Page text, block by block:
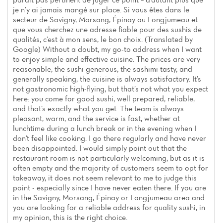
je n’y ai jamais mangé sur place. Si vous êtes dans le
secteur de Savigny, Morsang, Épinay ou Longjumeau et
que vous cherchez une adresse fiable pour des sushis de
qualités, c’est à mon sens, le bon choix. (Translated by
Google) Without a doubt, my go-to address when I want
to enjoy simple and effective cuisine. The prices are very
reasonable, the sushi generous, the sashimi tasty, and
generally speaking, the cuisine is always satisfactory. It’s
not gastronomic high-flying, but that’s not what you expect
here: you come for good sushi, well prepared, reliable,
and that’s exactly what you get. The team is always
pleasant, warm, and the service is fast, whether at
lunchtime during a lunch break or in the evening when I
don't feel like cooking. I go there regularly and have never
been disappointed. I would simply point out that the
restaurant room is not particularly welcoming, but as it is
often empty and the majority of customers seem to opt for
takeaway, it does not seem relevant to me to judge this
point - especially since I have never eaten there. If you are
in the Savigny, Morsang, Épinay or Longjumeau area and
you are looking for a reliable address for quality sushi, in
my opinion, this is the right choice.